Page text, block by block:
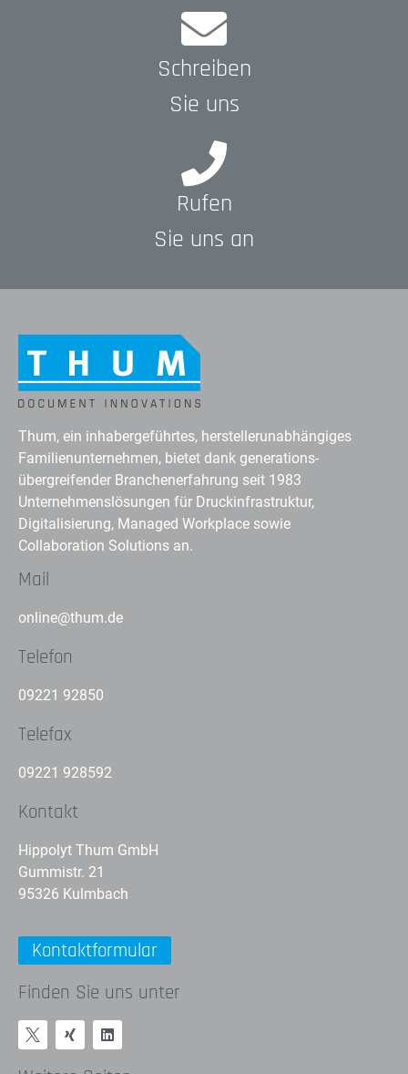
Schreiben
Sie uns
Rufen
Sie uns an
Thum, ein inhabergeführtes, herstellerunabhängiges
Familienunternehmen, bietet dank generations-
übergreifender Branchenerfahrung seit 1983
Unternehmenslösungen für Druckinfrastruktur,
Digitalisierung, Managed Workplace sowie
Collaboration Solutions an.
Mail
online@thum.de
Telefon
09221 92850
Telefax
09221 928592
Kontakt
Hippolyt Thum GmbH
Gummistr. 21
95326 Kulmbach
Kontaktformular
Finden Sie uns unter